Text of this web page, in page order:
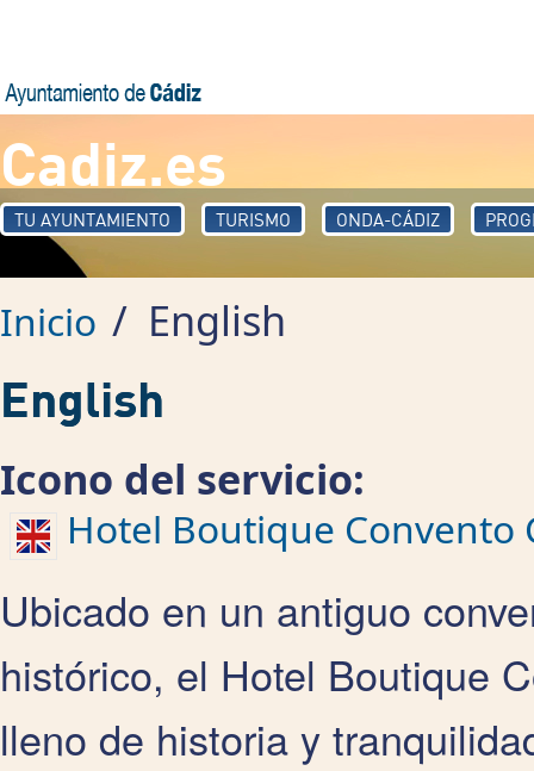
Cadiz.es
TU AYUNTAMIENTO TURISMO ONDA-CÁDIZ
Inicio / English
English
Icono del servicio:
Hotel Boutique Convento
Ubicado en un antiguo
histórico, el Hotel Boutique
lleno de historia y